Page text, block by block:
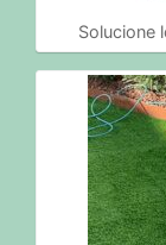
Solucione